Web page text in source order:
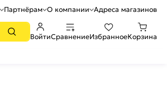
Партнёрам О компании Адреса магазинов
ВойтиСравнениеИзбранноеКорзина